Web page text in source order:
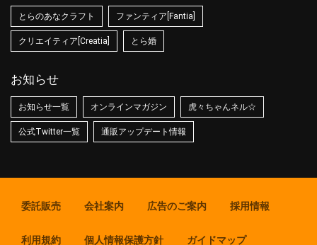
とらのあなクラフト ファンティア[Fantia]
クリエイティア[Creatia] とら婚
お知らせ
お知らせ一覧 オンラインマガジン 虎々ちゃんネル☆
公式Twitter一覧 通販アップデート情報
委託販売 会社案内 広告のご案内 採用情報
利用規約 個人情報保護方針 ガイドマップ